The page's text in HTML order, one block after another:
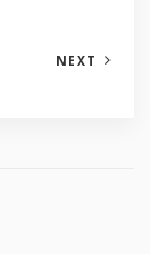
NEXT